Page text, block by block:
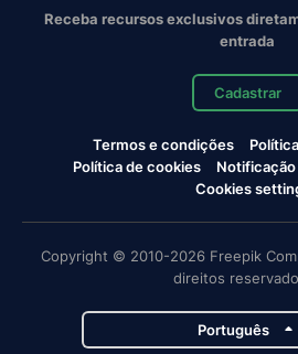
Receba recursos exclusivos
entrada
Cadastrar
Termos e condições
Política de cookies
Cookies
Copyright © 2010-2026 Freepik
direitos
Português